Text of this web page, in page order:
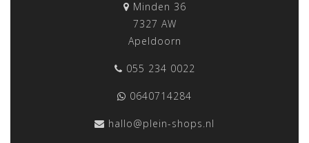
Minden 36
7327 AW
Apeldoorn
055 234 0022
0640714284
hallo@plein-shops.nl